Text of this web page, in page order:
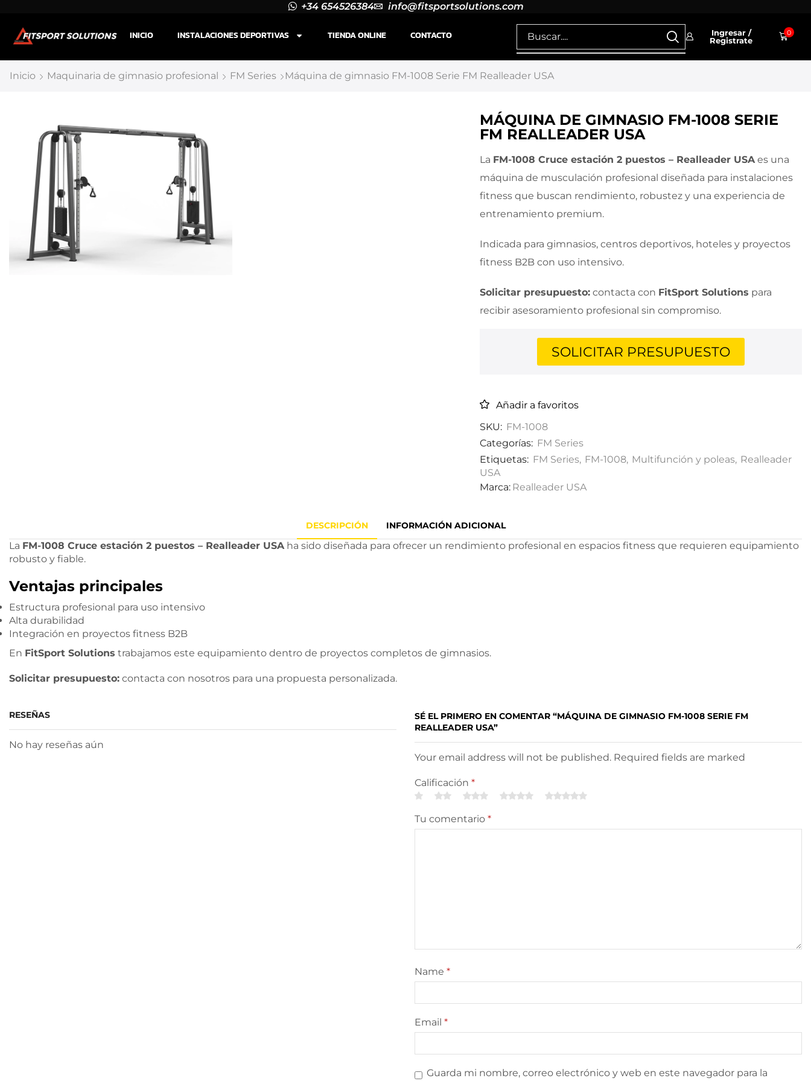
+34 654526384 info@fitsportsolutions.com
INICIO INSTALACIONES DEPORTIVAS TIENDA ONLINE CONTACTO
Ingresar /
Registrate
0
Inicio Maquinaria de gimnasio profesional FM Series Máquina de gimnasio FM-1008 Serie FM Realleader USA
MÁQUINA DE GIMNASIO FM-1008 SERIE
FM REALLEADER USA
La FM-1008 Cruce estación 2 puestos – Realleader USAes una
máquina de musculación profesional diseñada para instalaciones
fitness que buscan rendimiento, robustez y una experiencia de
entrenamiento premium.
Indicada para gimnasios, centros deportivos, hoteles y proyectos
fitness B2B con uso intensivo.
Solicitar presupuesto:contacta con FitSport Solutions para
recibir asesoramiento profesional sin compromiso.
SOLICITAR PRESUPUESTO
Añadir a favoritos
SKU: FM-1008
Categorías: FM Series
Etiquetas: FM Series, FM-1008, Multifunción y poleas, Realleader
USA
Marca: Realleader USA
DESCRIPCIÓN INFORMACIÓN ADICIONAL
La FM-1008 Cruce estación 2 puestos – Realleader USAha sido diseñada para ofrecer un rendimiento profesional en espacios fitness que requieren equipamiento
robusto y fiable.
Ventajas principales
Estructura profesional para uso intensivo
Alta durabilidad
Integración en proyectos fitness B2B
En FitSport Solutions trabajamos este equipamiento dentro de proyectos completos de gimnasios.
Solicitar presupuesto: contacta con nosotros para una propuesta personalizada.
RESEÑAS
No hay reseñas aún
SÉ EL PRIMERO EN COMENTAR “MÁQUINA DE GIMNASIO FM-1008 SERIE FM
REALLEADER USA”
Your email address will not be published. Required fields are marked
Calificación *
Tu comentario *
Name *
Email *
Guarda mi nombre, correo electrónico y web en este navegador para la